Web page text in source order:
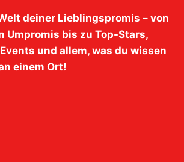
deiner Lieblingspromis – von
Umpromis bis zu Top-Stars,
und allem, was du wissen
einem Ort!